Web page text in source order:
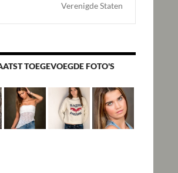
Verenigde Staten
TOEGEVOEGDE FOTO'S